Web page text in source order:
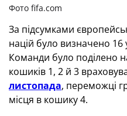
Фото fifa.com
За підсумками
націй було визначено 16
Команди було поділено
кошиків 1, 2 й 3
листопада, переможці
місця в кошику 4.